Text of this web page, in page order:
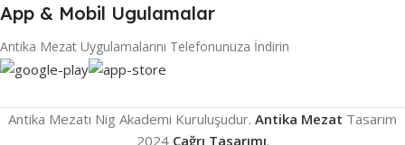
App & Mobil Ugulamalar
Antika Mezat Uygulamalarını Telefonunuza İndirin
Antika Mezatı Nig Akademi Kuruluşudur. Antika Mezat Tasarım
2024 Çağrı Tasarımı.